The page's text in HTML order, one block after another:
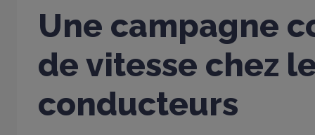
Une campagne
de vitesse chez
conducteurs